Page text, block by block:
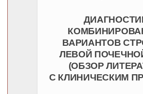
ВАРИАНТОВ
ЛЕВОЙ
(ОБЗОР
С КЛИНИЧЕСКИМ